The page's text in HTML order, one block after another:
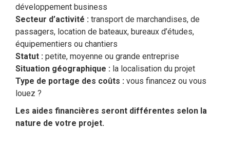
développement business
Secteur d’activité : transport de marchandises, de
passagers, location de bateaux, bureaux d’études,
équipementiers ou chantiers
Statut : petite, moyenne ou grande entreprise
Situation géographique : la localisation du projet
Type de portage des coûts : vous financez ou vous
louez ?
Les aides financières seront différentes selon la
nature de votre projet.